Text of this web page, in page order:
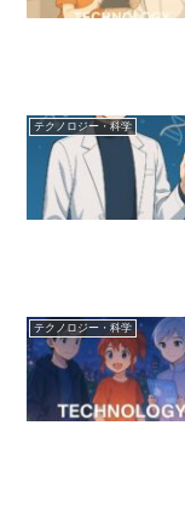
テクノロジー・科学
テクノロジー・科学